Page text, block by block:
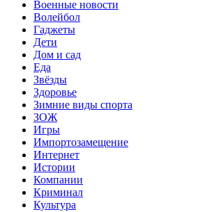
Военные новости
Волейбол
Гаджеты
Дети
Дом и сад
Еда
Звёзды
Здоровье
Зимние виды спорта
ЗОЖ
Игры
Импортозамещение
Интернет
Истории
Компании
Криминал
Культура